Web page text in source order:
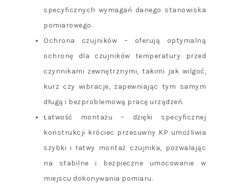
specyficznych wymagań danego stanowiska
pomiarowego.
Ochrona czujników – oferują optymalną
ochronę dla czujników temperatury przed
czynnikami zewnętrznymi, takimi jak wilgoć,
kurz czy wibracje, zapewniając tym samym
długą i bezproblemową pracę urządzeń.
Łatwość montażu – dzięki specyficznej
konstrukcji króciec przesuwny KP umożliwia
szybki i łatwy montaż czujnika, pozwalając
na stabilne i bezpieczne umocowanie w
miejscu dokonywania pomiaru.